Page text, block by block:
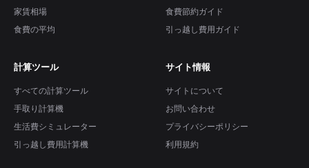
家賃相場
食費の平均
食費節約ガイド
引っ越し費用ガイド
計算ツール
すべての計算ツール
手取り計算機
生活費シミュレーター
引っ越し費用計算機
サイト情報
サイトについて
お問い合わせ
プライバシーポリシー
利用規約